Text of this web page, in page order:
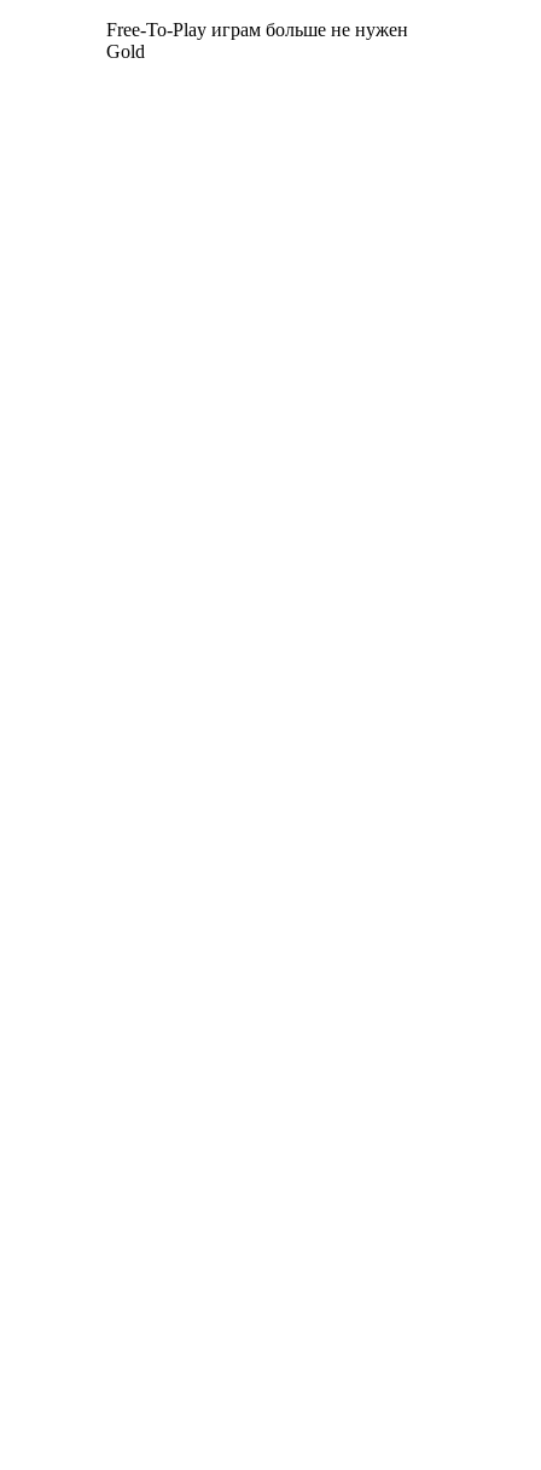
Free-To-Play играм больше не нужен
Gold